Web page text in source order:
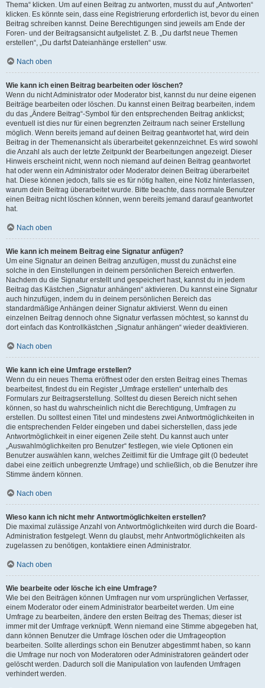
Thema“ klicken. Um auf einen Beitrag zu antworten, musst du auf „Antworten“
klicken. Es könnte sein, dass eine Registrierung erforderlich ist, bevor du einen
Beitrag schreiben kannst. Deine Berechtigungen sind jeweils am Ende der
Foren- und der Beitragsansicht aufgelistet. Z. B. „Du darfst neue Themen
erstellen“, „Du darfst Dateianhänge erstellen“ usw.
Nach oben
Wie kann ich einen Beitrag bearbeiten oder löschen?
Wenn du nicht Administrator oder Moderator bist, kannst du nur deine eigenen
Beiträge bearbeiten oder löschen. Du kannst einen Beitrag bearbeiten, indem
du das „Ändere Beitrag“-Symbol für den entsprechenden Beitrag anklickst;
eventuell ist dies nur für einen begrenzten Zeitraum nach seiner Erstellung
möglich. Wenn bereits jemand auf deinen Beitrag geantwortet hat, wird dein
Beitrag in der Themenansicht als überarbeitet gekennzeichnet. Es wird sowohl
die Anzahl als auch der letzte Zeitpunkt der Bearbeitungen angezeigt. Dieser
Hinweis erscheint nicht, wenn noch niemand auf deinen Beitrag geantwortet
hat oder wenn ein Administrator oder Moderator deinen Beitrag überarbeitet
hat. Diese können jedoch, falls sie es für nötig halten, eine Notiz hinterlassen,
warum dein Beitrag überarbeitet wurde. Bitte beachte, dass normale Benutzer
einen Beitrag nicht löschen können, wenn bereits jemand darauf geantwortet
hat.
Nach oben
Wie kann ich meinem Beitrag eine Signatur anfügen?
Um eine Signatur an deinen Beitrag anzufügen, musst du zunächst eine
solche in den Einstellungen in deinem persönlichen Bereich entwerfen.
Nachdem du die Signatur erstellt und gespeichert hast, kannst du in jedem
Beitrag das Kästchen „Signatur anhängen“ aktivieren. Du kannst eine Signatur
auch hinzufügen, indem du in deinem persönlichen Bereich das
standardmäßige Anhängen deiner Signatur aktivierst. Wenn du einen
einzelnen Beitrag dennoch ohne Signatur verfassen möchtest, so kannst du
dort einfach das Kontrollkästchen „Signatur anhängen“ wieder deaktivieren.
Nach oben
Wie kann ich eine Umfrage erstellen?
Wenn du ein neues Thema eröffnest oder den ersten Beitrag eines Themas
bearbeitest, findest du ein Register „Umfrage erstellen“ unterhalb des
Formulars zur Beitragserstellung. Solltest du diesen Bereich nicht sehen
können, so hast du wahrscheinlich nicht die Berechtigung, Umfragen zu
erstellen. Du solltest einen Titel und mindestens zwei Antwortmöglichkeiten in
die entsprechenden Felder eingeben und dabei sicherstellen, dass jede
Antwortmöglichkeit in einer eigenen Zeile steht. Du kannst auch unter
„Auswahlmöglichkeiten pro Benutzer“ festlegen, wie viele Optionen ein
Benutzer auswählen kann, welches Zeitlimit für die Umfrage gilt (0 bedeutet
dabei eine zeitlich unbegrenzte Umfrage) und schließlich, ob die Benutzer ihre
Stimme ändern können.
Nach oben
Wieso kann ich nicht mehr Antwortmöglichkeiten erstellen?
Die maximal zulässige Anzahl von Antwortmöglichkeiten wird durch die Board-
Administration festgelegt. Wenn du glaubst, mehr Antwortmöglichkeiten als
zugelassen zu benötigen, kontaktiere einen Administrator.
Nach oben
Wie bearbeite oder lösche ich eine Umfrage?
Wie bei den Beiträgen können Umfragen nur vom ursprünglichen Verfasser,
einem Moderator oder einem Administrator bearbeitet werden. Um eine
Umfrage zu bearbeiten, ändere den ersten Beitrag des Themas; dieser ist
immer mit der Umfrage verknüpft. Wenn niemand eine Stimme abgegeben hat,
dann können Benutzer die Umfrage löschen oder die Umfrageoption
bearbeiten. Sollte allerdings schon ein Benutzer abgestimmt haben, so kann
die Umfrage nur noch von Moderatoren oder Administratoren geändert oder
gelöscht werden. Dadurch soll die Manipulation von laufenden Umfragen
verhindert werden.